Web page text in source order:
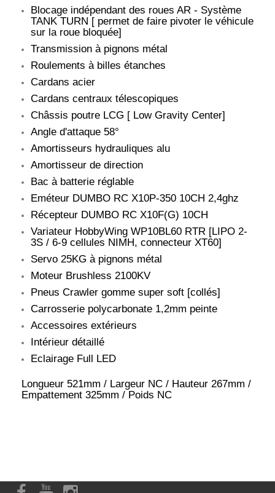
Blocage indépendant des roues AR - Système
TANK TURN [ permet de faire pivoter le véhicule
sur la roue bloquée]
Transmission à pignons métal
Roulements à billes étanches
Cardans acier
Cardans centraux télescopiques
Châssis poutre LCG [ Low Gravity Center]
Angle d'attaque 58°
Amortisseurs hydrauliques alu
Amortisseur de direction
Bac à batterie réglable
Eméteur DUMBO RC X10P-350 10CH 2,4ghz
Récepteur DUMBO RC X10F(G) 10CH
Variateur HobbyWing WP10BL60 RTR [LIPO 2-
3S / 6-9 cellules NIMH, connecteur XT60]
Servo 25KG à pignons métal
Moteur Brushless 2100KV
Pneus Crawler gomme super soft [collés]
Carrosserie polycarbonate 1,2mm peinte
Accessoires extérieurs
Intérieur détaillé
Eclairage Full LED
Longueur 521mm / Largeur NC / Hauteur 267mm /
Empattement 325mm / Poids NC